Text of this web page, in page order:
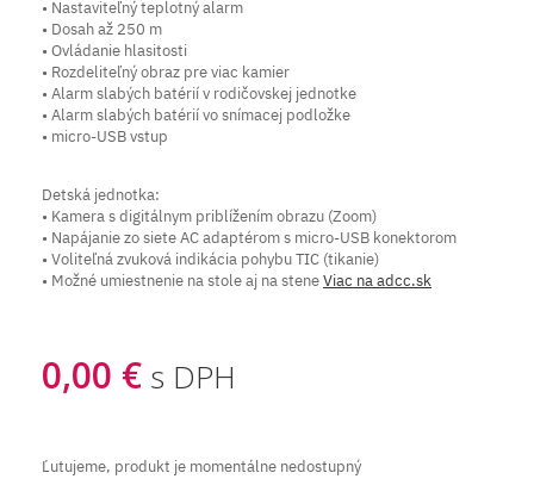
• Nastaviteľný teplotný alarm
• Dosah až 250 m
• Ovládanie hlasitosti
• Rozdeliteľný obraz pre viac kamier
• Alarm slabých batérií v rodičovskej jednotke
• Alarm slabých batérií vo snímacej podložke
• micro-USB vstup
Detská jednotka:
• Kamera s digitálnym priblížením obrazu (Zoom)
• Napájanie zo siete AC adaptérom s micro-USB konektorom
• Voliteľná zvuková indikácia pohybu TIC (tikanie)
• Možné umiestnenie na stole aj na steneViac na adcc.sk
0,00 € s DPH
Ľutujeme, produkt je momentálne nedostupný